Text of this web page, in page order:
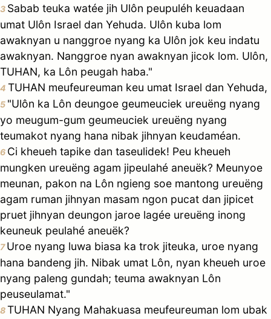
3 Sabab teuka watée jih Ulôn peupuléh keuadaan
umat Ulôn Israel dan Yehuda. Ulôn kuba lom
awaknyan u nanggroe nyang ka Ulôn jok keu indatu
awaknyan. Nanggroe nyan awaknyan jicok lom. Ulôn,
TUHAN, ka Lôn peugah haba."
4 TUHAN meufeureuman keu umat Israel dan Yehuda,
5 "Ulôn ka Lôn deungoe geumeuciek ureuëng nyang
yo meugum-gum geumeuciek ureuëng nyang
teumakot nyang hana nibak jihnyan keudaméan.
6 Ci kheueh tapike dan taseulidek! Peu kheueh
mungken ureuëng agam jipeulahé aneuëk? Meunyoe
meunan, pakon na Lôn ngieng soe mantong ureuëng
agam ruman jihnyan masam ngon pucat dan jipicet
pruet jihnyan deungon jaroe lagée ureuëng inong
keuneuk peulahé aneuëk?
7Uroe nyang luwa biasa ka trok jiteuka, uroe nyang
hana bandeng jih. Nibak umat Lôn, nyan kheueh uroe
nyang paleng gundah; teuma awaknyan Lôn
peuseulamat."
8TUHAN Nyang Mahakuasa meufeureuman lom ubak